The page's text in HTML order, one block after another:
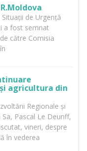
de Urgență
a fost semnat
către Comisia
agricultura din
Regionale și
Pascal Le Deunff,
vineri, despre
în vederea